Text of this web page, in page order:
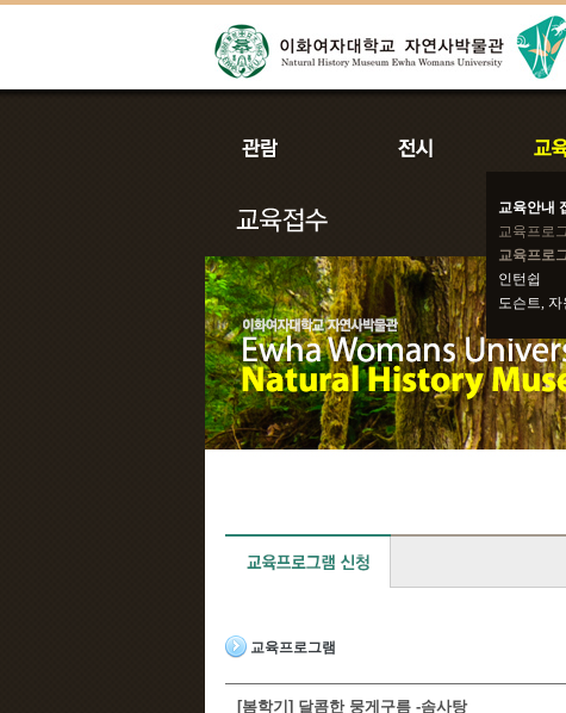
교육안내
교육프로
교육프로
인턴쉽
도슨트,
교육프로그램
[봄학기] 달콤한 뭉게구름 -솜사탕